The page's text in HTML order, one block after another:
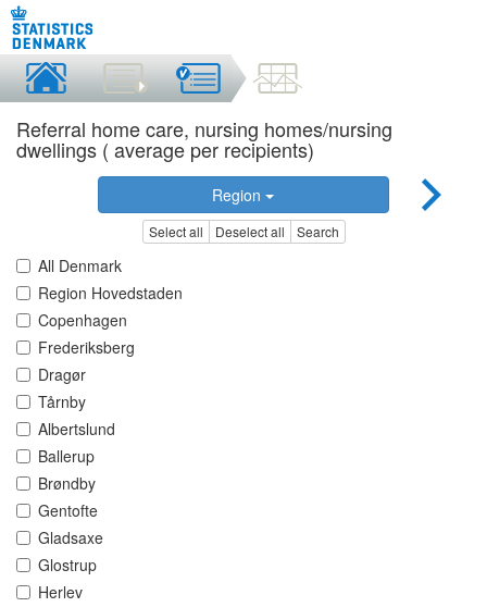
Referral home care, nursing homes/nursing
dwellings ( average per recipients)
Region
Select all Deselect all Search
All Denmark
Region Hovedstaden
Copenhagen
Frederiksberg
Dragør
Tårnby
Albertslund
Ballerup
Brøndby
Gentofte
Gladsaxe
Glostrup
Herlev